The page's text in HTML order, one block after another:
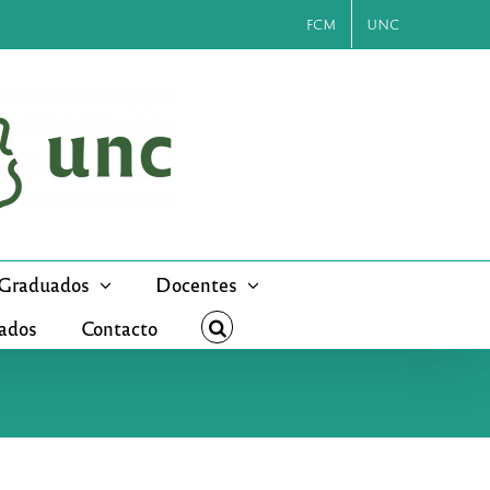
FCM UNC
Docentes
Contacto